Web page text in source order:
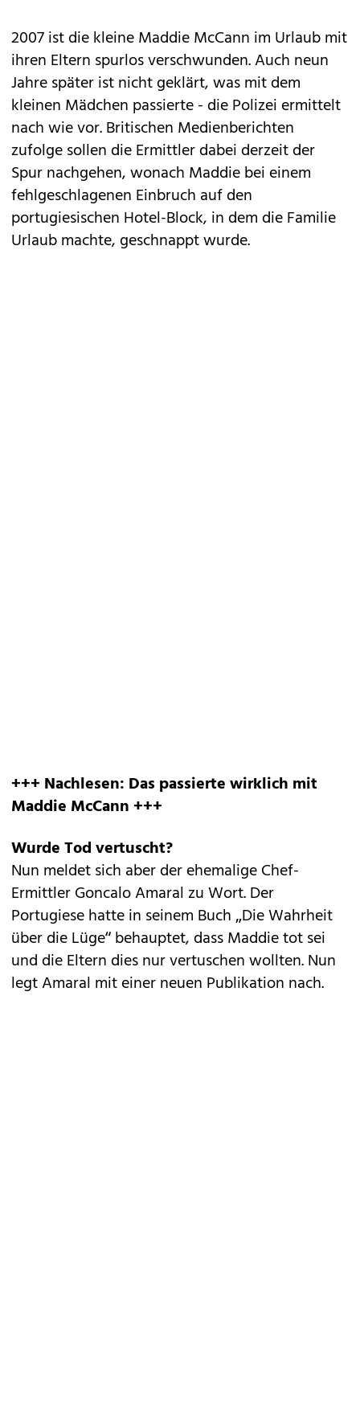
2007 ist die kleine Maddie McCann im Urlaub mit
ihren Eltern spurlos verschwunden. Auch neun
Jahre später ist nicht geklärt, was mit dem
kleinen Mädchen passierte - die Polizei ermittelt
nach wie vor. Britischen Medienberichten
zufolge sollen die Ermittler dabei derzeit der
Spur nachgehen, wonach Maddie bei einem
fehlgeschlagenen Einbruch auf den
portugiesischen Hotel-Block, in dem die Familie
Urlaub machte, geschnappt wurde.
+++ Nachlesen: Das passierte wirklich mit
Maddie McCann +++
Wurde Tod vertuscht?
Nun meldet sich aber der ehemalige Chef-
Ermittler Goncalo Amaral zu Wort. Der
Portugiese hatte in seinem Buch „Die Wahrheit
über die Lüge“ behauptet, dass Maddie tot sei
und die Eltern dies nur vertuschen wollten. Nun
legt Amaral mit einer neuen Publikation nach.